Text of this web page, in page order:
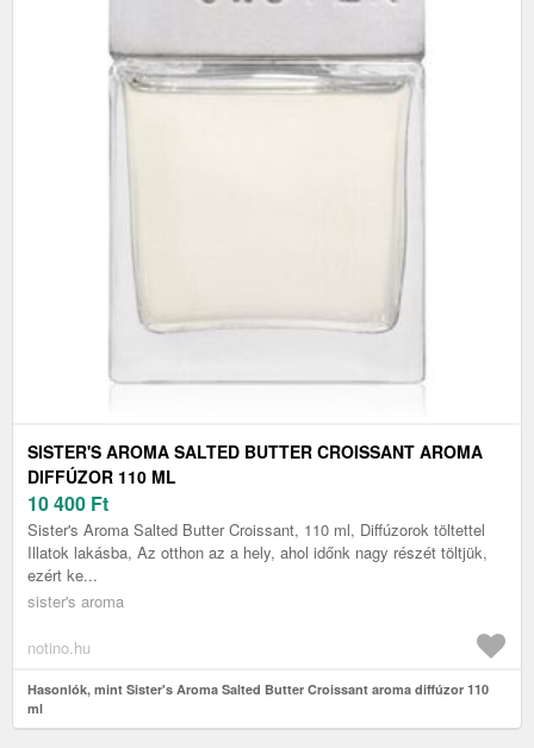
SISTER'S AROMA SALTED BUTTER CROISSANT AROMA
DIFFÚZOR 110 ML
10 400 Ft
Sister's Aroma Salted Butter Croissant, 110 ml, Diffúzorok töltettel
Illatok lakásba, Az otthon az a hely, ahol időnk nagy részét töltjük,
ezért ke...
sister's aroma
notino.hu
Hasonlók, mint Sister's Aroma Salted Butter Croissant aroma diffúzor 110
ml